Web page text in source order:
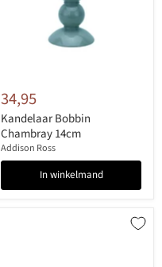
34,95
Kandelaar Bobbin
Chambray 14cm
Addison Ross
In winkelmand